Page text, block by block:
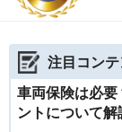
注目コン
車両保険は必
ントについて解